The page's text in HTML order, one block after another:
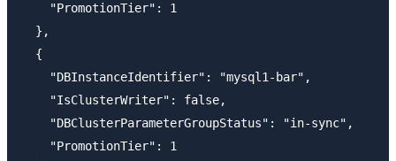
    "PromotionTier": 1
  },
  {
    "DBInstanceIdentifier": "mysql1-bar",
    "IsClusterWriter": false,
    "DBClusterParameterGroupStatus": "in-sync",
    "PromotionTier": 1